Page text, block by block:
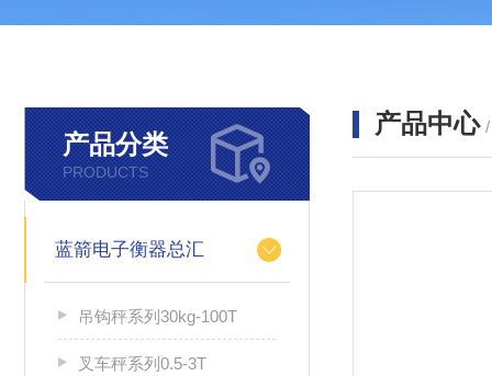
产品分类
PRODUCTS
蓝箭电子衡器总汇
吊钩秤系列30kg-100T
叉车秤系列0.5-3T
产品中心